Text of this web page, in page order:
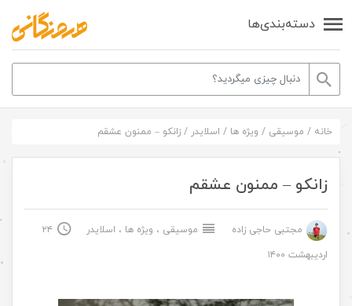
دسته‌بندی‌ها
خانه / موسیقی / ویژه ها / اسلایدر / زانکو – ممنون عشقم
زانکو – ممنون عشقم
مجتبی حاجی زاده موسیقی ، ویژه ها ، اسلایدر
۲۴
اردیبهشت ۱۴۰۰